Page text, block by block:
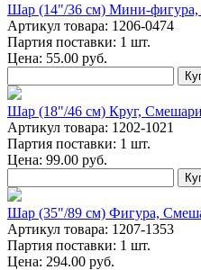
Шар (14"/36 см) Мини-
Артикул товара: 1206-0474
Партия поставки: 1 шт.
Цена: 55.00 руб.
Шар (18"/46 см) Круг,
Артикул товара: 1202-1021
Партия поставки: 1 шт.
Цена: 99.00 руб.
Шар (35"/89 см) Фигура,
Артикул товара: 1207-1353
Партия поставки: 1 шт.
Цена: 294.00 руб.